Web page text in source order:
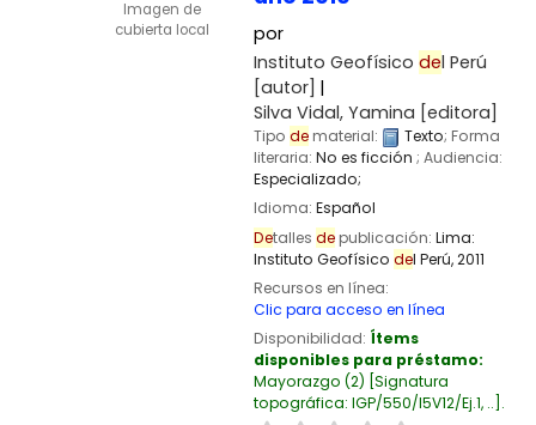
Imagen de
cubierta local
por
Instituto Geofísico del Perú
[autor]
Silva Vidal, Yamina [editora]
Tipo dematerial: Texto; Forma
literaria: No es ficción ; Audiencia:
Especializado;
Idioma: Español
Detalles depublicación: Lima:
Instituto Geofísico del Perú,2011
Recursos en línea:
Clic para acceso en línea
Disponibilidad: Ítems
disponibles para préstamo:
Mayorazgo (2) Signatura
topográfica: IGP/550/I5V12/Ej.1, .. .